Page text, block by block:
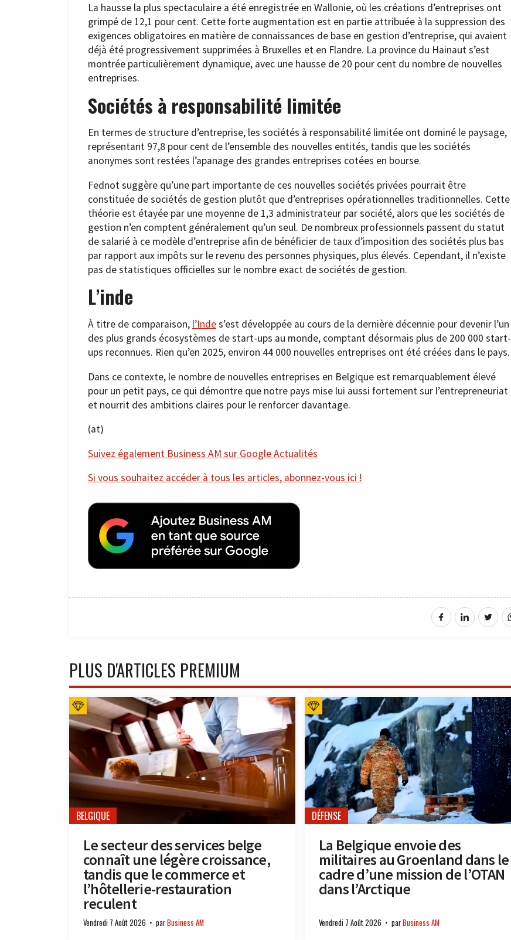
La hausse la plus spectaculaire a été enregistrée en Wallonie, où les créations d’entreprises ont
grimpé de 12,1 pour cent. Cette forte augmentation est en partie attribuée à la suppression des
exigences obligatoires en matière de connaissances de base en gestion d’entreprise, qui avaient
déjà été progressivement supprimées à Bruxelles et en Flandre. La province du Hainaut s’est
montrée particulièrement dynamique, avec une hausse de 20 pour cent du nombre de nouvelles
entreprises.
Sociétés à responsabilité limitée
En termes de structure d’entreprise, les sociétés à responsabilité limitée ont dominé le paysage,
représentant 97,8 pour cent de l’ensemble des nouvelles entités, tandis que les sociétés
anonymes sont restées l’apanage des grandes entreprises cotées en bourse.
Fednot suggère qu’une part importante de ces nouvelles sociétés privées pourrait être
constituée de sociétés de gestion plutôt que d’entreprises opérationnelles traditionnelles. Cette
théorie est étayée par une moyenne de 1,3 administrateur par société, alors que les sociétés de
gestion n’en comptent généralement qu’un seul. De nombreux professionnels passent du statut
de salarié à ce modèle d’entreprise afin de bénéficier de taux d’imposition des sociétés plus bas
par rapport aux impôts sur le revenu des personnes physiques, plus élevés. Cependant, il n’existe
pas de statistiques officielles sur le nombre exact de sociétés de gestion.
L’inde
À titre de comparaison, l’Indes’est développée au cours de la dernière décennie pour devenir l’un
des plus grands écosystèmes de start-ups au monde, comptant désormais plus de 200 000 start-
ups reconnues. Rien qu’en 2025, environ 44 000 nouvelles entreprises ont été créées dans le pays.
Dans ce contexte, le nombre de nouvelles entreprises en Belgique est remarquablement élevé
pour un petit pays, ce qui démontre que notre pays mise lui aussi fortement sur l’entrepreneuriat
et nourrit des ambitions claires pour le renforcer davantage.
(at)
Suivez également Business AM sur Google Actualités
Si vous souhaitez accéder à tous les articles, abonnez-vous ici !
PLUS D'ARTICLES PREMIUM
BELGIQUE
Le secteur des services belge
connaît une légère croissance,
tandis que le commerce et
l’hôtellerie-restauration
reculent
Vendredi 7 Août 2026 parBusiness AM
DÉFENSE
La Belgique envoie des
militaires au Groenland dans le
cadre d’une mission de l’OTAN
dans l’Arctique
Vendredi 7 Août 2026 parBusiness AM